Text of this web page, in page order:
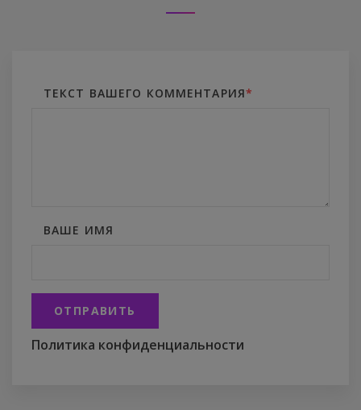
ТЕКСТ ВАШЕГО КОММЕНТАРИЯ*
ВАШЕ ИМЯ
ОТПРАВИТЬ
Политика конфиденциальности